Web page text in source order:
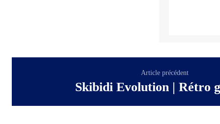
Article précédent
Skibidi Evolution | Rétro